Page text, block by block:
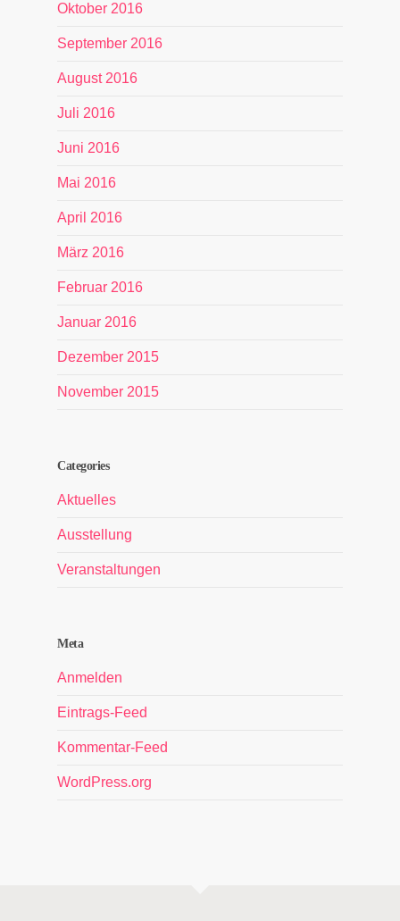
Oktober 2016
September 2016
August 2016
Juli 2016
Juni 2016
Mai 2016
April 2016
März 2016
Februar 2016
Januar 2016
Dezember 2015
November 2015
Categories
Aktuelles
Ausstellung
Veranstaltungen
Meta
Anmelden
Eintrags-Feed
Kommentar-Feed
WordPress.org